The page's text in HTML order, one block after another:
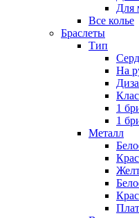
Для
Все колье
Браслеты
Тип
На
1
1
Металл